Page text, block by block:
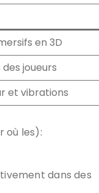
en 3D
joueurs
et vibrations
où les):
dans des